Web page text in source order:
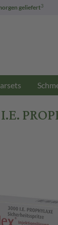
geliefert3